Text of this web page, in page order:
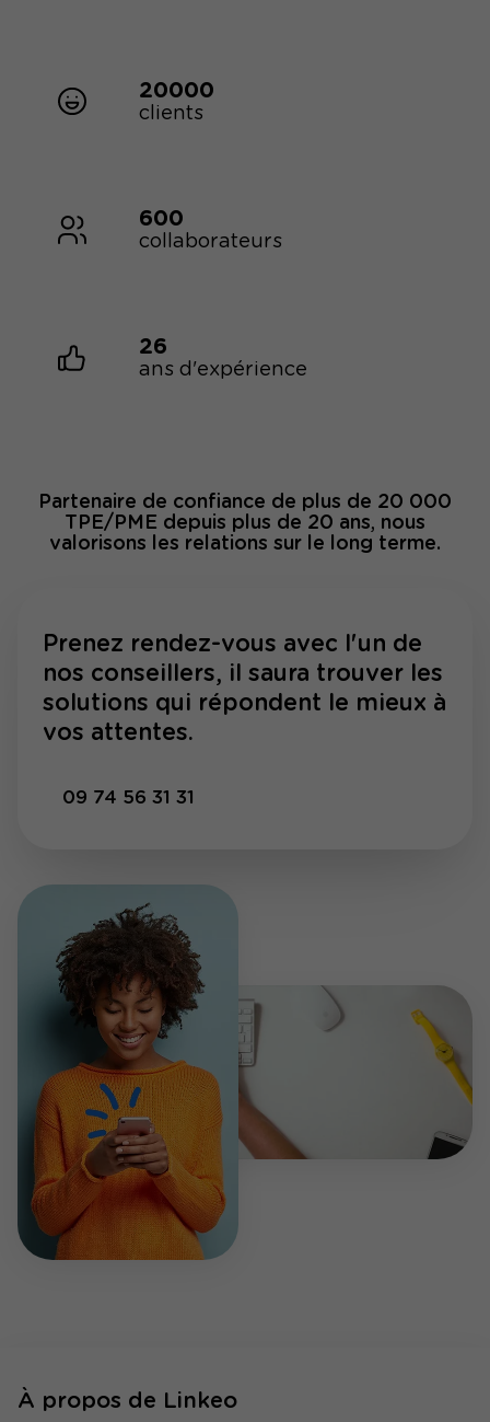
20000
clients
600
collaborateurs
26
ans d'expérience
Partenaire de confiance de plus de 20 000
TPE/PME depuis plus de 20 ans, nous
valorisons les relations sur le long terme.
Prenez rendez-vous avec l'un de
nos conseillers, il saura trouver les
solutions qui répondent le mieux à
vos attentes.
09 74 56 31 31
À propos de Linkeo